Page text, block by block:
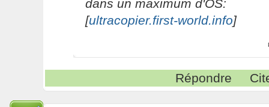
dans un maximum d'OS:
[ultracopier.first-world.info]
Répondre